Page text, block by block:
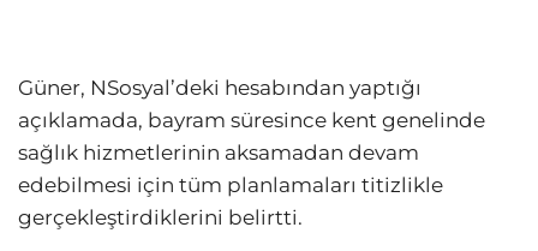
Güner, NSosyal’deki hesabından yaptığı
açıklamada, bayram süresince kent genelinde
sağlık hizmetlerinin aksamadan devam
edebilmesi için tüm planlamaları titizlikle
gerçekleştirdiklerini belirtti.